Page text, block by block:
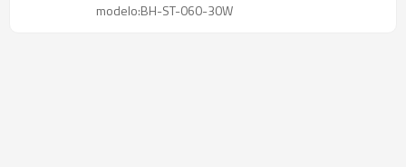
modelo:BH-ST-060-30W